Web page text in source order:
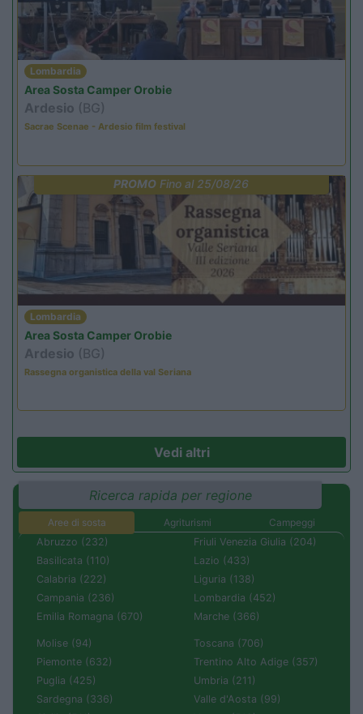
Lombardia
Area Sosta Camper Orobie
Ardesio (BG)
Sacrae Scenae - Ardesio film festival
PROMO Fino al 25/08/26
Lombardia
Area Sosta Camper Orobie
Ardesio (BG)
Rassegna organistica della val Seriana
Vedi altri
Ricerca rapida per regione
Aree di sosta Agriturismi
Campeggi
Abruzzo (232)
Basilicata (110)
Calabria (222)
Campania (236)
Emilia Romagna (670)
Friuli Venezia Giulia (204)
Lazio (433)
Liguria (138)
Lombardia (452)
Marche (366)
Molise (94)
Piemonte (632)
Puglia (425)
Sardegna (336)
Toscana (706)
Trentino Alto Adige (357)
Umbria (211)
Valle d'Aosta (99)